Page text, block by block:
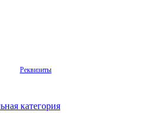
Реквизиты
категория